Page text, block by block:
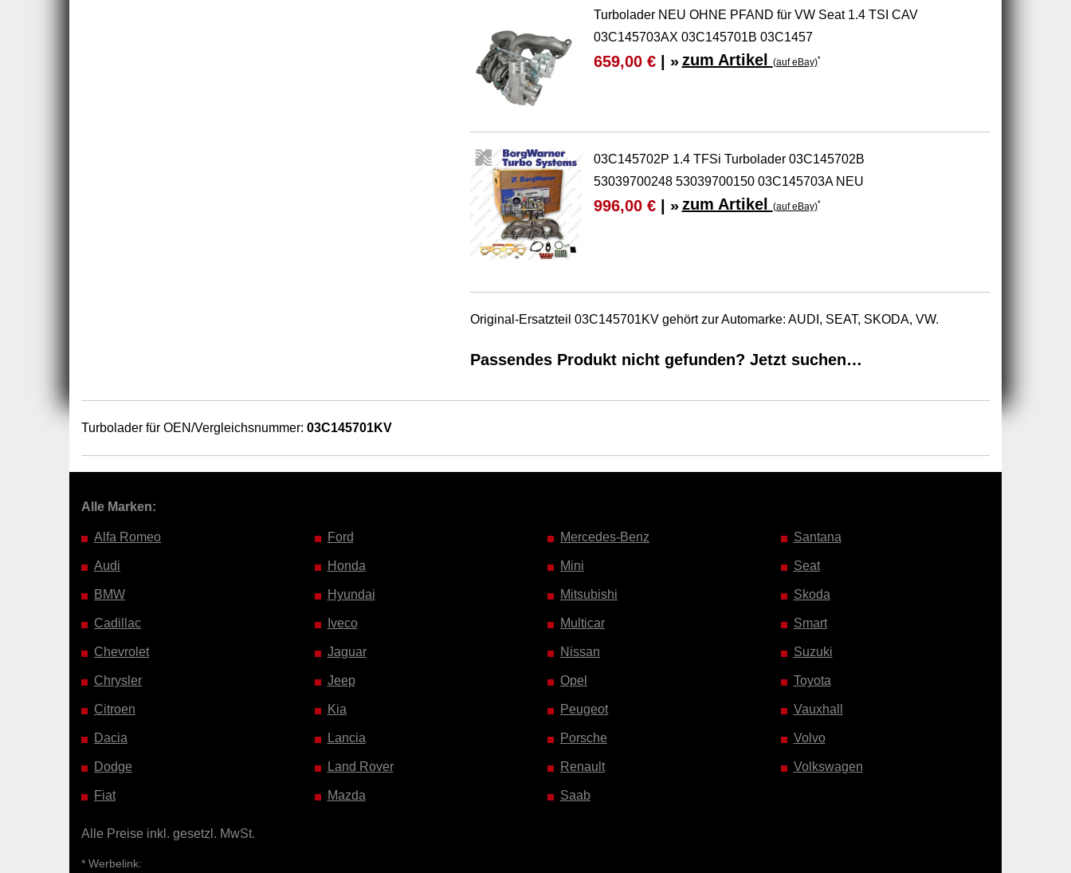
Turbolader NEU OHNE PFAND für VW Seat 1.4 TSI CAV
03C145703AX 03C145701B 03C1457
659,00 €| » zum Artikel (auf eBay)*
03C145702P 1.4 TFSi Turbolader 03C145702B
53039700248 53039700150 03C145703A NEU
996,00 €| » zum Artikel (auf eBay)*
Original-Ersatzteil 03C145701KV gehört zur Automarke: AUDI, SEAT, SKODA, VW.
Passendes Produkt nicht gefunden? Jetzt suchen…
Turbolader für OEN/Vergleichsnummer: 03C145701KV
Alle Marken:
Alfa Romeo
Audi
BMW
Cadillac
Chevrolet
Chrysler
Citroen
Dacia
Dodge
Fiat
Ford
Honda
Hyundai
Iveco
Jaguar
Jeep
Kia
Lancia
Land Rover
Mazda
Mercedes-Benz
Mini
Mitsubishi
Multicar
Nissan
Opel
Peugeot
Porsche
Renault
Saab
Santana
Seat
Skoda
Smart
Suzuki
Toyota
Vauxhall
Volvo
Volkswagen
Alle Preise inkl. gesetzl. MwSt.
* Werbelink: